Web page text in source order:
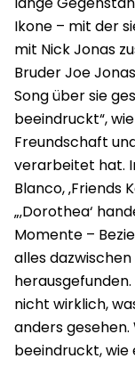
Ikone – mit der
mit Nick Jonas
Bruder Joe
Song über sie
beeindruckt“,
Freundschaft
verarbeitet hat.
Blanco, ‚Friends
„‚Dorothea‘
Momente –
alles
herausgefunden.
nicht wirklich,
anders gesehen.
beeindruckt, wie